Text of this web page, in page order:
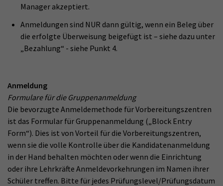
Manager akzeptiert.
Anmeldungen sind NUR dann gültig, wenn ein Beleg über
die erfolgte Überweisung beigefügt ist – siehe dazu unter
„Bezahlung“ - siehe Punkt 4.
Anmeldung
Formulare für die Gruppenanmeldung
Die bevorzugte Anmeldemethode für Vorbereitungszentren
ist das Formular für Gruppenanmeldung („Block Entry
Form“). Dies ist von Vorteil für die Vorbereitungszentren,
wenn sie die volle Kontrolle über die Kandidatenanmeldung
in der Hand behalten möchten oder wenn die Einrichtung
oder ihre Lehrkräfte Anmeldevorkehrungen im Namen ihrer
Schüler treffen. Bitte für jedes Prüfungslevel/Prüfungsdatum